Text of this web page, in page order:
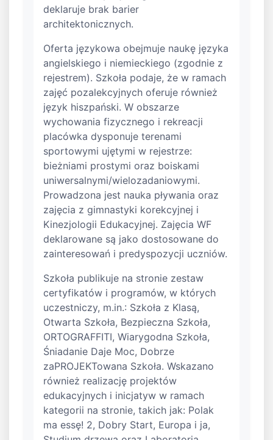
deklaruje brak barier
architektonicznych.
Oferta językowa obejmuje naukę języka
angielskiego i niemieckiego (zgodnie z
rejestrem). Szkoła podaje, że w ramach
zajęć pozalekcyjnych oferuje również
język hiszpański. W obszarze
wychowania fizycznego i rekreacji
placówka dysponuje terenami
sportowymi ujętymi w rejestrze:
bieżniami prostymi oraz boiskami
uniwersalnymi/wielozadaniowymi.
Prowadzona jest nauka pływania oraz
zajęcia z gimnastyki korekcyjnej i
Kinezjologii Edukacyjnej. Zajęcia WF
deklarowane są jako dostosowane do
zainteresowań i predyspozycji uczniów.
Szkoła publikuje na stronie zestaw
certyfikatów i programów, w których
uczestniczy, m.in.: Szkoła z Klasą,
Otwarta Szkoła, Bezpieczna Szkoła,
ORTOGRAFFITI, Wiarygodna Szkoła,
Śniadanie Daje Moc, Dobrze
zaPROJEKTowana Szkoła. Wskazano
również realizację projektów
edukacyjnych i inicjatyw w ramach
kategorii na stronie, takich jak: Polak
ma essę! 2, Dobry Start, Europa i ja,